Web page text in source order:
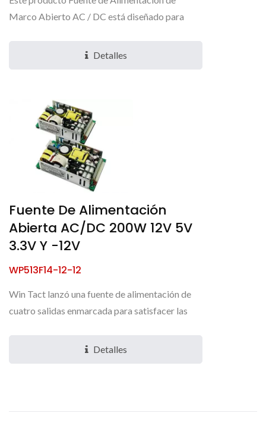
Marco Abierto AC / DC está diseñado para
eficiencia de manera...Detalles
Fuente De Alimentación
Abierta AC/DC 200W 12V 5V
3.3V Y -12V
WP513F14-12-12
Win Tact lanzó una fuente de alimentación de
cuatro salidas enmarcada para satisfacer las
respaldan los departamentos...
Detalles